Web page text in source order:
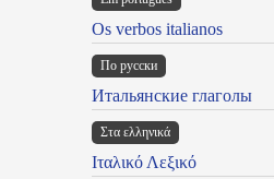
Os verbos italianos
По русски
Итальянские глаголы
Στα ελληνικά
Ιταλικό Λεξικό